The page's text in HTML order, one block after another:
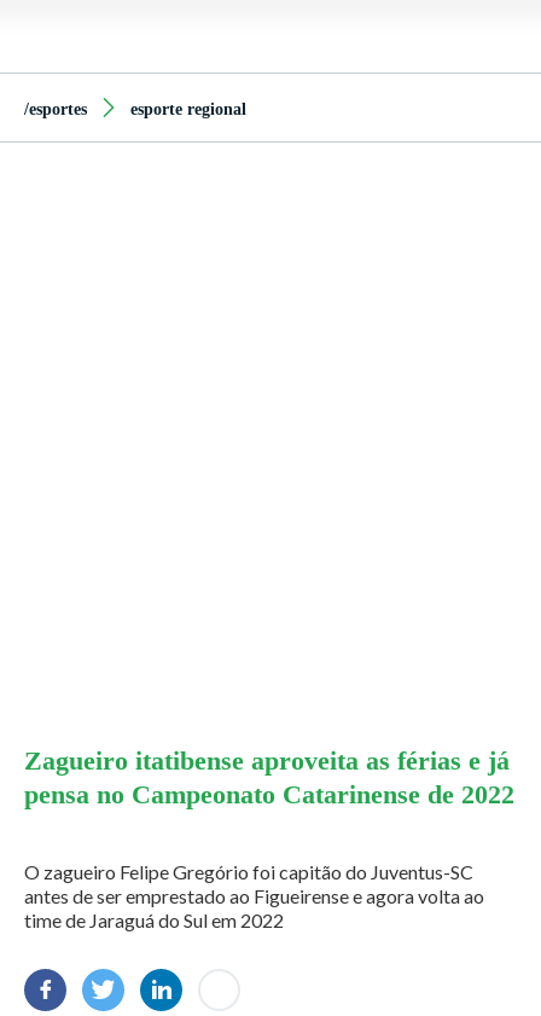
/esportes esporte regional
Zagueiro itatibense aproveita as férias e já
pensa no Campeonato Catarinense de 2022
O zagueiro Felipe Gregório foi capitão do Juventus-SC
antes de ser emprestado ao Figueirense e agora volta ao
time de Jaraguá do Sul em 2022